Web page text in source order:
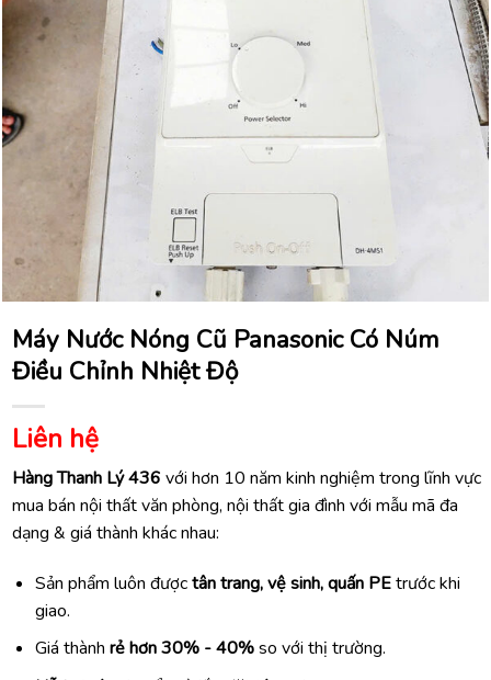
Máy Nước Nóng Cũ Panasonic Có Núm
Điều Chỉnh Nhiệt Độ
Liên hệ
Hàng Thanh Lý 436 với hơn 10 năm kinh nghiệm trong lĩnh vực
mua bán nội thất văn phòng, nội thất gia đình với mẫu mã đa
dạng & giá thành khác nhau:
Sản phẩm luôn đượctân trang, vệ sinh, quấn PEtrước khi
giao.
Giá thành rẻ hơn 30% - 40%so với thị trường.